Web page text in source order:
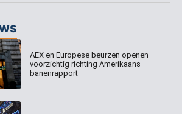
AEX en Europese beurzen openen
voorzichtig richting Amerikaans
banenrapport